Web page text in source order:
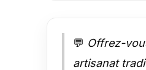
💬 Offrez-
artisanat